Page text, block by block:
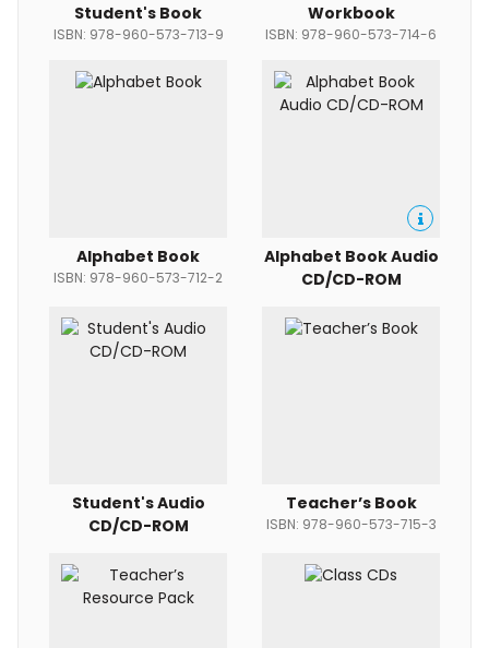
Student's Book
ISBN: 978-960-573-713-9
Workbook
ISBN: 978-960-573-714-6
Alphabet Book
ISBN: 978-960-573-712-2
Alphabet Book Audio
CD/CD-ROM
Student's Audio
CD/CD-ROM
Teacher’s Book
ISBN: 978-960-573-715-3